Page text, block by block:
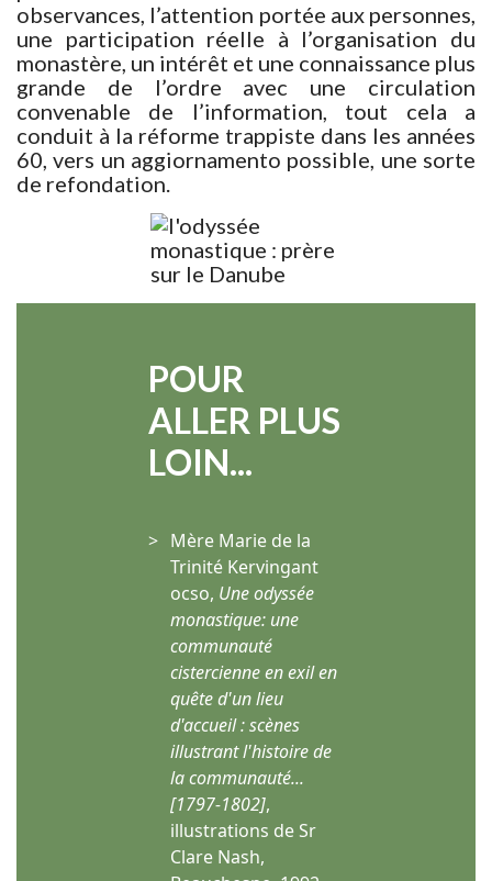
observances, l’attention portée aux personnes,
une participation réelle à l’organisation du
monastère, un intérêt et une connaissance plus
grande de l’ordre avec une circulation
convenable de l’information, tout cela a
conduit à la réforme trappiste dans les années
60, vers un aggiornamento possible, une sorte
de refondation.
POUR
ALLER PLUS
LOIN...
Mère Marie de la
Trinité Kervingant
ocso, Une odyssée
monastique: une
communauté
cistercienne en exil en
quête d'un lieu
d'accueil : scènes
illustrant l'histoire de
la communauté...
[1797-1802],
illustrations de Sr
Clare Nash,